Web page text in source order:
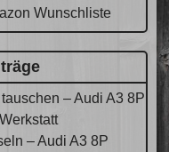
Wunschliste
– Audi A3 8P
– Audi A3 8P